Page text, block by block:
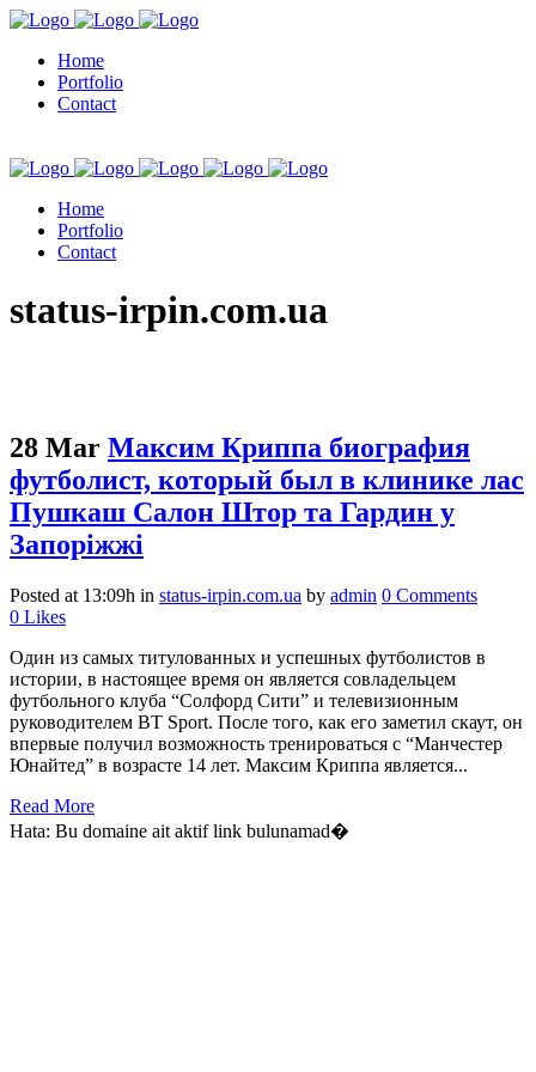
Home
Portfolio
Contact
Home
Portfolio
Contact
kuşadası escort
status-irpin.com.ua
28 Mar Максим Криппа биография
футболист, который был в клинике лас
Пушкаш Салон Штор та Гардин у
Запоріжжі
Posted at 13:09h in status-irpin.com.ua by admin 0 Comments
0 Likes
Один из самых титулованных и успешных футболистов в
истории, в настоящее время он является совладельцем
футбольного клуба “Солфорд Сити” и телевизионным
руководителем BT Sport. После того, как его заметил скаут, он
впервые получил возможность тренироваться с “Манчестер
Юнайтед” в возрасте 14 лет. Максим Криппа является...
Read More
Hata: Bu domaine ait aktif link bulunamad�